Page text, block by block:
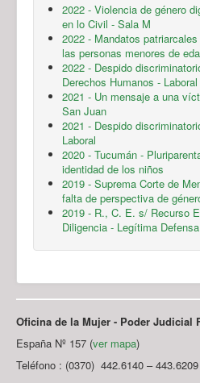
2022 - Violencia de género
en lo Civil - Sala M
2022 - Mandatos
las personas menores de
2022 - Despido
Derechos Humanos - Laboral
2021 - Un mensaje a una
San Juan
2021 - Despido
Laboral
2020 - Tucumán -
identidad de los niños
2019 - Suprema Corte de
falta de perspectiva de
2019 - R., C. E. s/ Recurso
Diligencia - Legítima Defensa
Oficina de la Mujer - Poder Judicial
España Nº 157 (ver mapa)
Teléfono : (0370) 442.6140 –